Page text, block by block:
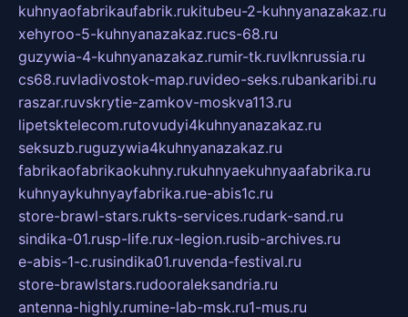
kuhnyaofabrikaufabrik.rukitubeu-2-kuhnyanazakaz.ru
xehyroo-5-kuhnyanazakaz.rucs-68.ru
guzywia-4-kuhnyanazakaz.rumir-tk.ruvlknrussia.ru
cs68.ruvladivostok-map.ruvideo-seks.rubankaribi.ru
raszar.ruvskrytie-zamkov-moskva113.ru
lipetsktelecom.rutovudyi4kuhnyanazakaz.ru
seksuzb.ruguzywia4kuhnyanazakaz.ru
fabrikaofabrikaokuhny.rukuhnyaekuhnyaafabrika.ru
kuhnyaykuhnyayfabrika.rue-abis1c.ru
store-brawl-stars.rukts-services.rudark-sand.ru
sindika-01.rusp-life.rux-legion.rusib-archives.ru
e-abis-1-c.rusindika01.ruvenda-festival.ru
store-brawlstars.rudooraleksandria.ru
antenna-highly.rumine-lab-msk.ru1-mus.ru